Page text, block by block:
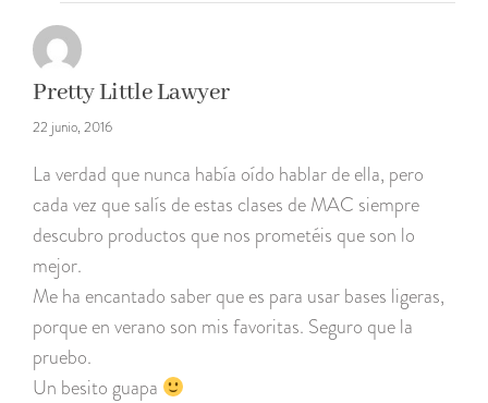
Pretty Little Lawyer
22 junio, 2016
La verdad que nunca había oído hablar de ella, pero
cada vez que salís de estas clases de MAC siempre
descubro productos que nos prometéis que son lo
mejor.
Me ha encantado saber que es para usar bases ligeras,
porque en verano son mis favoritas. Seguro que la
pruebo.
Un besito guapa